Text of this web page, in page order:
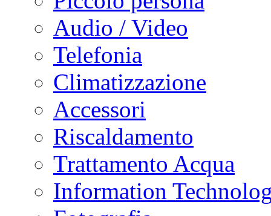
Audio / Video
Telefonia
Climatizzazione
Accessori
Riscaldamento
Trattamento Acqua
Information